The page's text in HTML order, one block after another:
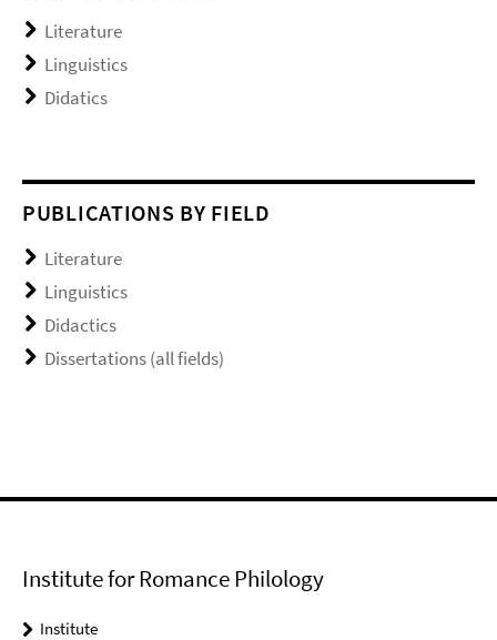
Literature
Linguistics
Didatics
PUBLICATIONS BY FIELD
Literature
Linguistics
Didactics
Dissertations (all fields)
Institute for Romance Philology
Institute